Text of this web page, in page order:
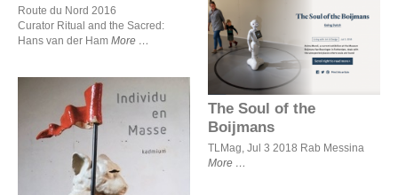
Individu en masse
Route du Nord 2016
Curator Ritual and the Sacred:
Hans van der Ham More The Soul of the Boijmans
The Soul of the
Boijmans
TLMag, Jul 3 2018 Rab Messina
More